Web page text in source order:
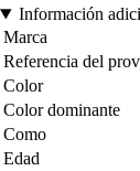
Información
Marca
Referencia del
Color
Color dominante
Como
Edad